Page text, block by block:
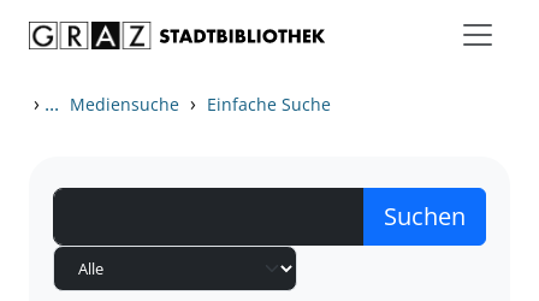
› ... Mediensuche › Einfache Suche